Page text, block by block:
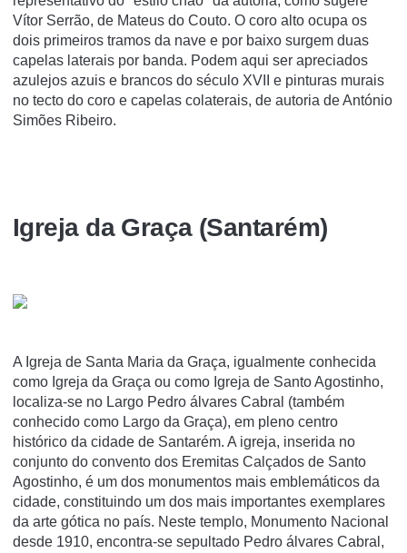
Vítor Serrão, de Mateus do Couto. O coro alto ocupa os
dois primeiros tramos da nave e por baixo surgem duas
capelas laterais por banda. Podem aqui ser apreciados
azulejos azuis e brancos do século XVII e pinturas murais
no tecto do coro e capelas colaterais, de autoria de António
Simões Ribeiro.
Igreja da Graça (Santarém)
A Igreja de Santa Maria da Graça, igualmente conhecida
como Igreja da Graça ou como Igreja de Santo Agostinho,
localiza-se no Largo Pedro álvares Cabral (também
conhecido como Largo da Graça), em pleno centro
histórico da cidade de Santarém. A igreja, inserida no
conjunto do convento dos Eremitas Calçados de Santo
Agostinho, é um dos monumentos mais emblemáticos da
cidade, constituindo um dos mais importantes exemplares
da arte gótica no paí­s. Neste templo, Monumento Nacional
desde 1910, encontra-se sepultado Pedro álvares Cabral,